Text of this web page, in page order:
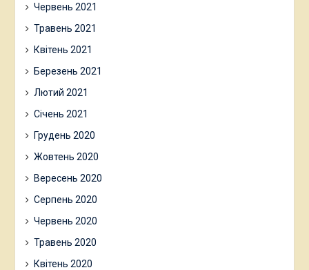
Червень 2021
Травень 2021
Квітень 2021
Березень 2021
Лютий 2021
Січень 2021
Грудень 2020
Жовтень 2020
Вересень 2020
Серпень 2020
Червень 2020
Травень 2020
Квітень 2020